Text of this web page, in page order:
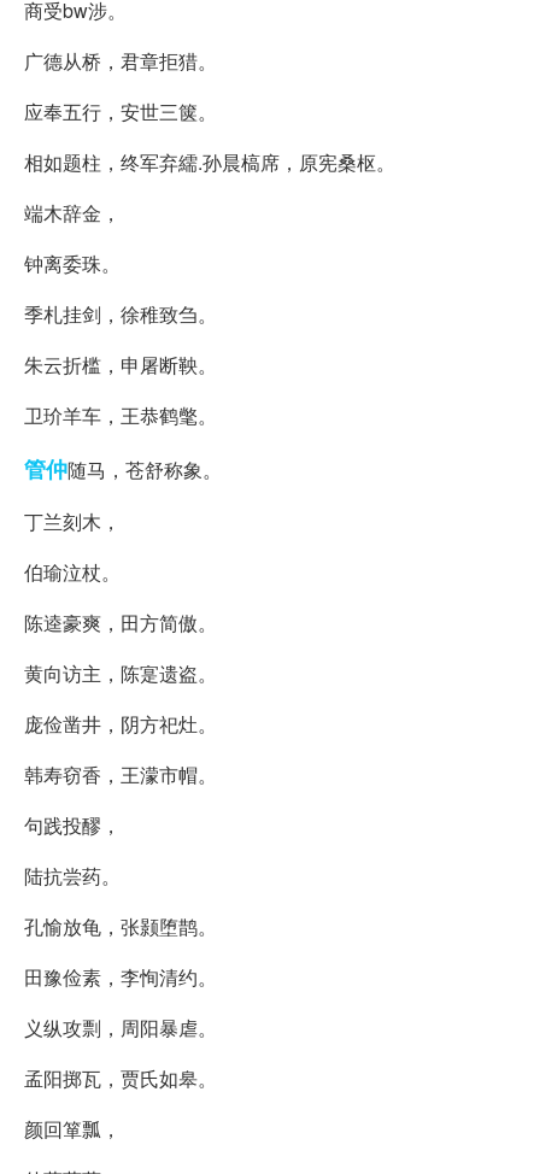
商受bw涉。
广德从桥，君章拒猎。
应奉五行，安世三箧。
相如题柱，终军弃繻.孙晨槁席，原宪桑枢。
端木辞金，
钟离委珠。
季札挂剑，徐稚致刍。
朱云折槛，申屠断鞅。
卫玠羊车，王恭鹤氅。
管仲随马，苍舒称象。
丁兰刻木，
伯瑜泣杖。
陈逵豪爽，田方简傲。
黄向访主，陈寔遗盗。
庞俭凿井，阴方祀灶。
韩寿窃香，王濛市帽。
句践投醪，
陆抗尝药。
孔愉放龟，张颢堕鹊。
田豫俭素，李恂清约。
义纵攻剽，周阳暴虐。
孟阳掷瓦，贾氏如皋。
颜回箪瓢，